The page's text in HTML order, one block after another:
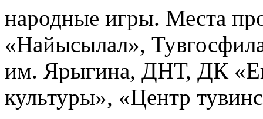
народные игры. Места
«Найысылал»,
им. Ярыгина, ДНТ, ДК
культуры», «Центр